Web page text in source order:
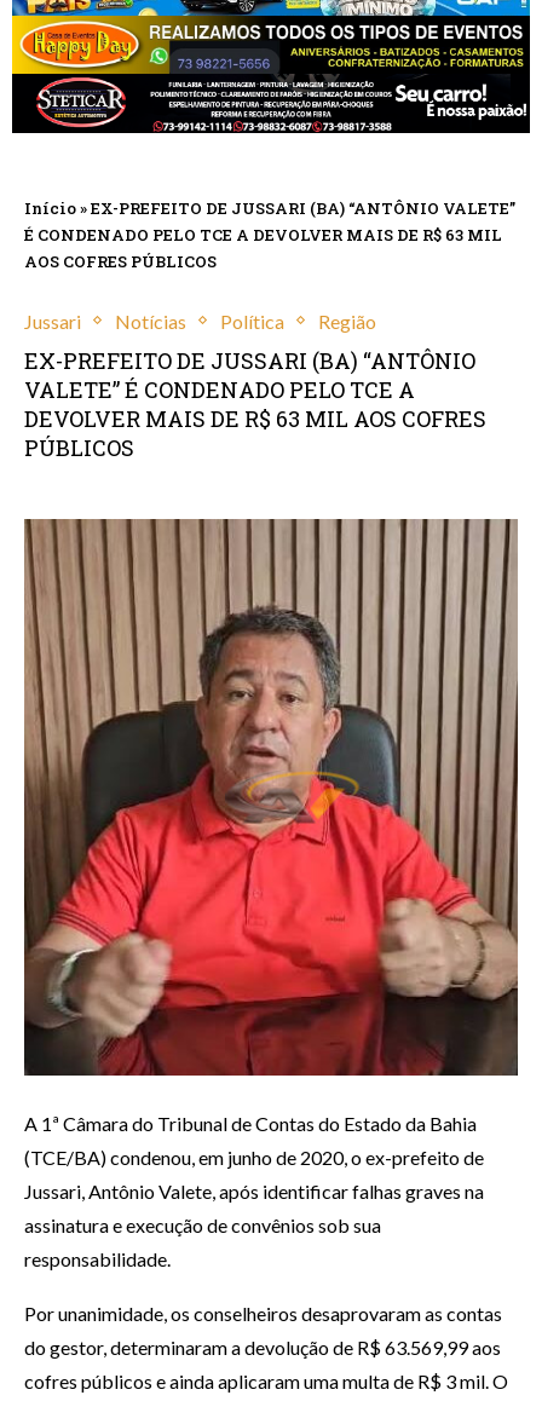
Início»EX-PREFEITO DE JUSSARI (BA) “ANTÔNIO VALETE”
É CONDENADO PELO TCE A DEVOLVER MAIS DE R$ 63 MIL
AOS COFRES PÚBLICOS
Jussari Notícias Política Região
EX-PREFEITO DE JUSSARI (BA) “ANTÔNIO
VALETE” É CONDENADO PELO TCE A
DEVOLVER MAIS DE R$ 63 MIL AOS COFRES
PÚBLICOS
A 1ª Câmara do Tribunal de Contas do Estado da Bahia
(TCE/BA) condenou, em junho de 2020, o ex-prefeito de
Jussari, Antônio Valete, após identificar falhas graves na
assinatura e execução de convênios sob sua
responsabilidade.
Por unanimidade, os conselheiros desaprovaram as contas
do gestor, determinaram a devolução de R$ 63.569,99 aos
cofres públicos e ainda aplicaram uma multa de R$ 3 mil. O